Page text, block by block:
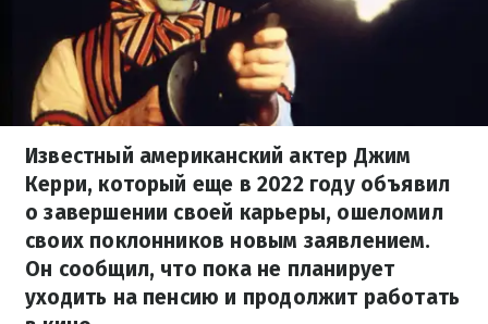
Известный американский актер Джим
Керри, который еще в 2022 году объявил
о завершении своей карьеры, ошеломил
своих поклонников новым заявлением.
Он сообщил, что пока не планирует
уходить на пенсию и продолжит работать